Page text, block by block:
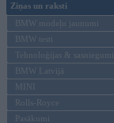
Ziņas un raksti
BMW modeļu jaunumi
BMW testi
Tehnoloģijas & sasniegumi
BMW Latvijā
MINI
Rolls-Royce
Pasākumi